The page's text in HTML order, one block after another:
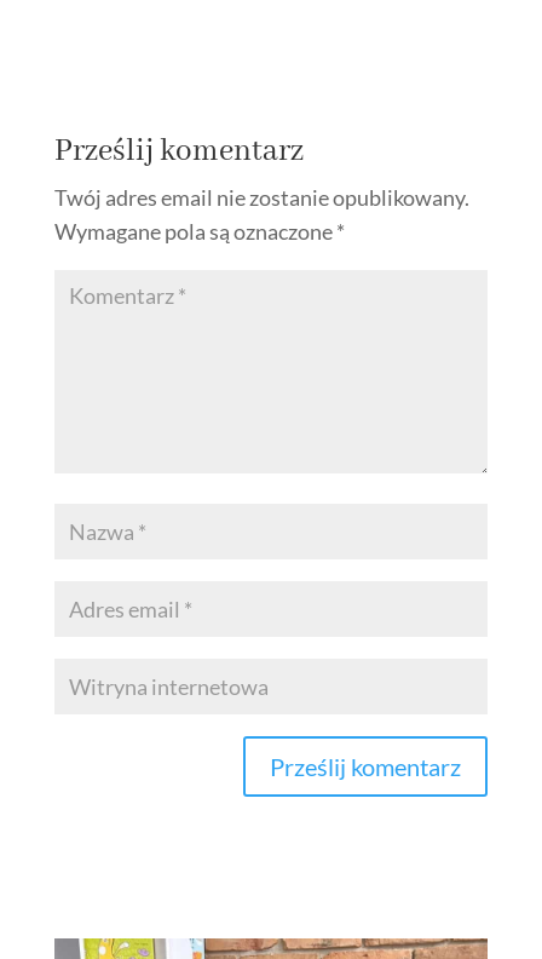
Prześlij komentarz
Twój adres email nie zostanie opublikowany.
Wymagane pola są oznaczone*